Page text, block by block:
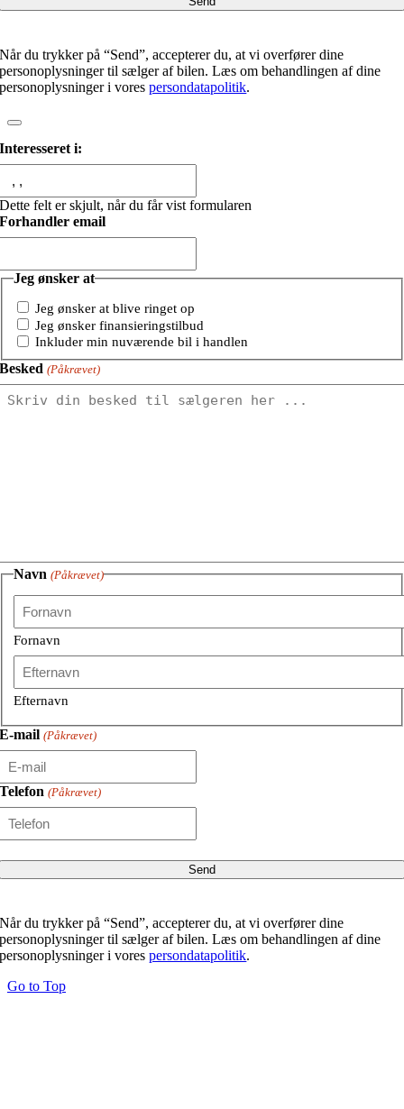
Når du trykker på “Send”, accepterer du, at vi overfører dine
personoplysninger til sælger af bilen. Læs om behandlingen af dine
personoplysninger i vorespersondatapolitik.
Interesseret i:
Dette felt er skjult, når du får vist formularen
Forhandler email
Jeg ønsker at
Jeg ønsker at blive ringet op
Jeg ønsker finansieringstilbud
Inkluder min nuværende bil i handlen
Besked (Påkrævet)
Navn (Påkrævet)
Fornavn
Efternavn
E-mail (Påkrævet)
Telefon (Påkrævet)
Når du trykker på “Send”, accepterer du, at vi overfører dine
personoplysninger til sælger af bilen. Læs om behandlingen af dine
personoplysninger i vorespersondatapolitik.
Go to Top